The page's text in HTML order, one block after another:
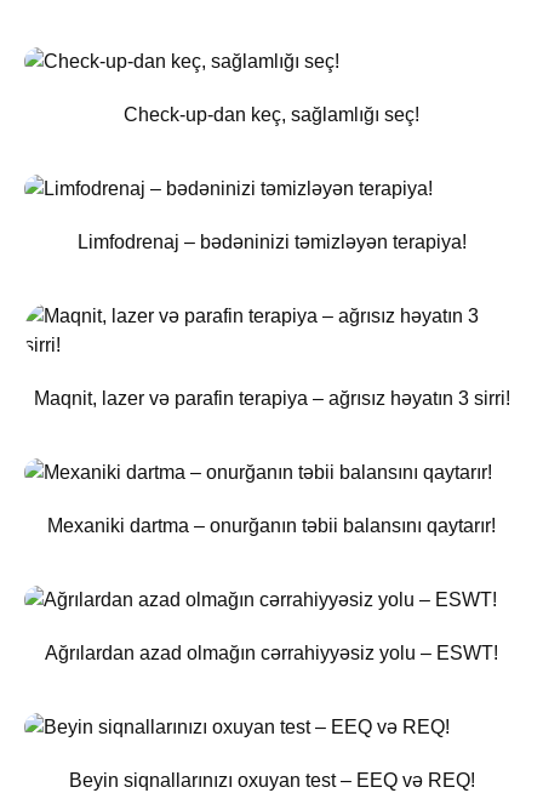
Check-up-dan keç, sağlamlığı seç!
Limfodrenaj – bədəninizi təmizləyən terapiya!
Maqnit, lazer və parafin terapiya – ağrısız həyatın 3 sirri!
Mexaniki dartma – onurğanın təbii balansını qaytarır!
Ağrılardan azad olmağın cərrahiyyəsiz yolu – ESWT!
Beyin siqnallarınızı oxuyan test – EEQ və REQ!